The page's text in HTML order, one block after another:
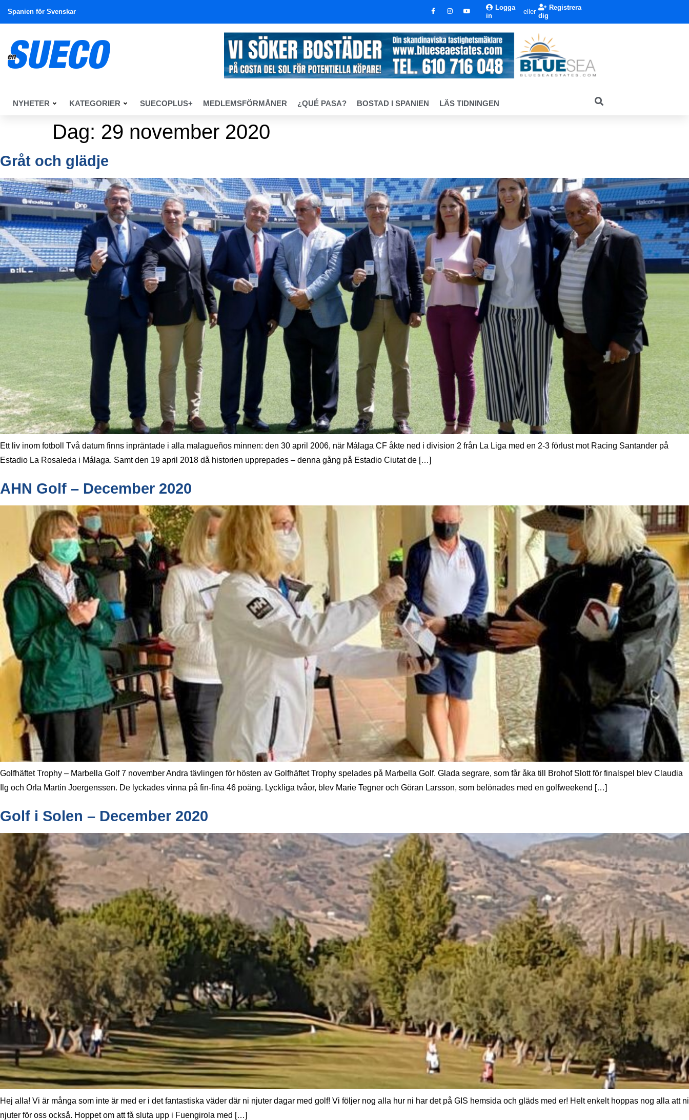
Spanien för Svenskar
Logga
in
eller
Registrera
dig
NYHETER KATEGORIER SUECOPLUS+ MEDLEMSFÖRMÅNER ¿QUÉ PASA? BOSTAD I SPANIEN LÄS TIDNINGEN
Dag: 29 november 2020
Gråt och glädje
Ett liv inom fotboll Två datum finns inpräntade i alla malagueños minnen: den 30 april 2006, när Málaga CF åkte ned i division 2 från La Liga med en 2-3 förlust mot Racing Santander på
Estadio La Rosaleda i Málaga. Samt den 19 april 2018 då historien upprepades – denna gång på Estadio Ciutat de […]
AHN Golf – December 2020
Golfhäftet Trophy – Marbella Golf 7 november Andra tävlingen för hösten av Golfhäftet Trophy spelades på Marbella Golf. Glada segrare, som får åka till Brohof Slott för finalspel blev Claudia
Ilg och Orla Martin Joergenssen. De lyckades vinna på fin-fina 46 poäng. Lyckliga tvåor, blev Marie Tegner och Göran Larsson, som belönades med en golfweekend […]
Golf i Solen – December 2020
Hej alla! Vi är många som inte är med er i det fantastiska väder där ni njuter dagar med golf! Vi följer nog alla hur ni har det på GIS hemsida och gläds med er! Helt enkelt hoppas nog alla att ni
njuter för oss också. Hoppet om att få sluta upp i Fuengirola med […]